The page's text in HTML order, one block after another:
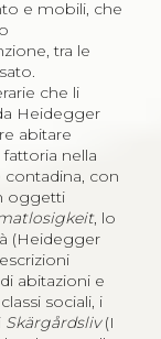
e mobili, che
tra le
che li
Heidegger
abitare
fattoria nella
contadina, con
oggetti
, lo
(Heidegger
abitazioni e
sociali, i
Skärgårdsliv(I